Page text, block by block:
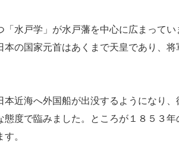
水戸学」が水戸藩を中心に広まって
本の国家元首はあくまで天皇であり、
近海へ外国船が出没するようになり
態度で臨みました。ところが１８５３
。